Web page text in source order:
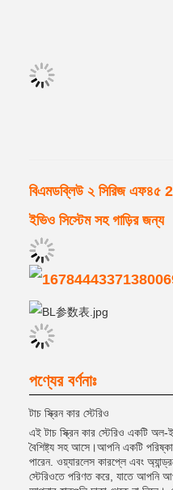
বিএমডব্লিউ ২ সিরিজ
ইভিও সিস্টেম সহ গাড়ির জন্য
পণ্যের বর্ণনাঃ
টাচ স্ক্রিন কার স্টেরিও
এই টাচ স্ক্রিন কার স্টেরিও একটি অল-
বৈশিষ্ট্য সহ আসে।আপনি একটি
পারেন. ওয়্যারলেস কারপ্লে এবং
স্টেরিওতে পরিণত করে, যাতে আপনি